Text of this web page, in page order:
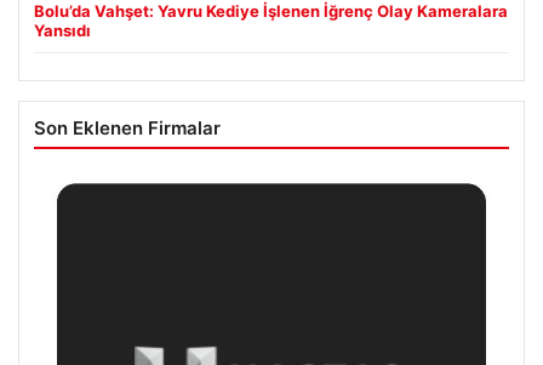
Bolu’da Vahşet: Yavru Kediye İşlenen İğrenç Olay Kameralara
Yansıdı
Son Eklenen Firmalar